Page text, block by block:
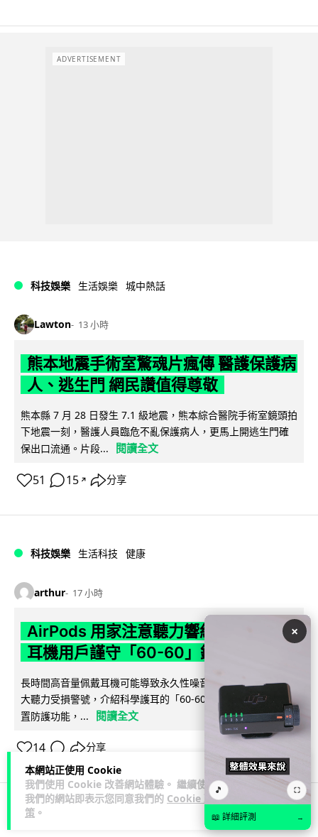
本網站正使用 Cookie
我們使用 Cookie 改善網站體驗。 繼續使用
我們的網站即表示您同意我們的 Cookie 政
策 。
ADVERTISEMENT
科技娛樂 生活娛樂 城中熱話
Lawton 13 小時
熊本地震手術室驚魂片瘋傳 醫護保護病
人、逃生門 網民讚值得尊敬
熊本縣 7 月 28 日發生 7.1 級地震，熊本綜合醫院手術室鏡頭拍
下地震一刻，醫護人員臨危不亂保護病人，更馬上開逃生門確
保出口流通。片段...
閱讀全文
51 15 ↗ 分享
科技娛樂 生活科技 健康
arthur 17 小時
AirPods 用家注意聽力響紅燈 醫學界籲
耳機用戶謹守「60-60」鐵律
長時間高音量佩戴耳機可能導致永久性噪音性聽損。本文盤點 4
大聽力受損警號，介紹科學護耳的「60-60 原則」及 Apple 內
置防護功能，...
閱讀全文
14 分享
人工智能
×
🎵 ⛶
📖 詳細評測 →